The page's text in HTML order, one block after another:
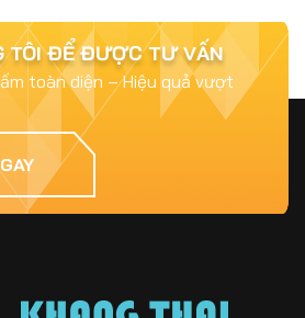
TÔI ĐỂ ĐƯỢC TƯ VẤN
toàn diện – Hiệu quả vượt
Liệu Chống Thấm Phổ Biến và
Nhất 2025
Cần Được Quan Tâm Như Thế
Học Từ Những Công Trình Bị Hư
Là Gì? Giải Pháp Vữa Rót Không
Công Trình Hiện Đại